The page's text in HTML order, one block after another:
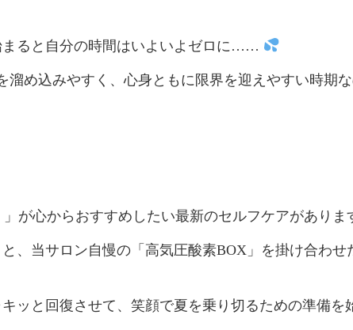
まると自分の時間はいよいよゼロに……
め込みやすく、心身ともに限界を迎えやすい時期
が心からおすすめしたい最新のセルフケアがありま
、当サロン自慢の「高気圧酸素BOX」を掛け合わせ
ッと回復させて、笑顔で夏を乗り切るための準備を